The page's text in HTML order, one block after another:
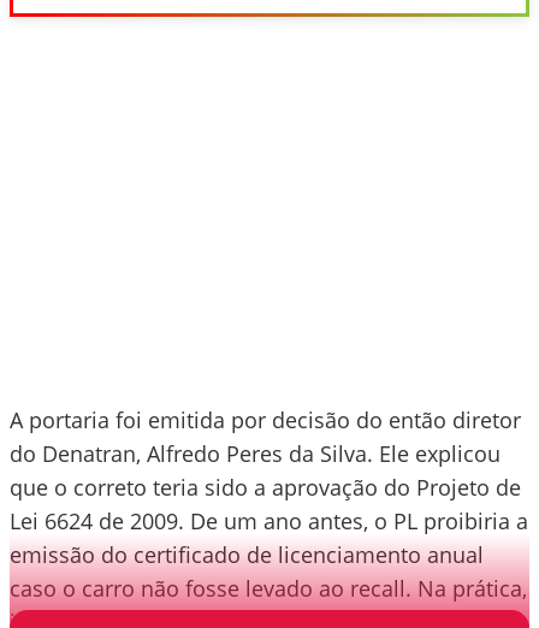
A portaria foi emitida por decisão do então diretor
do Denatran, Alfredo Peres da Silva. Ele explicou
que o correto teria sido a aprovação do Projeto de
Lei 6624 de 2009. De um ano antes, o PL proibiria a
emissão do certificado de licenciamento anual
caso o carro não fosse levado ao recall. Na prática,